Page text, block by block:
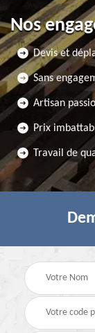
Nos
Devis et
Sans
Artisan
Prix
Travail de